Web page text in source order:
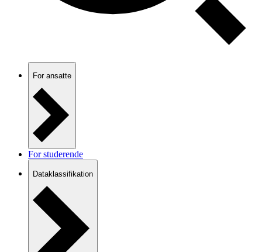
For ansatte
For studerende
Dataklassifikation